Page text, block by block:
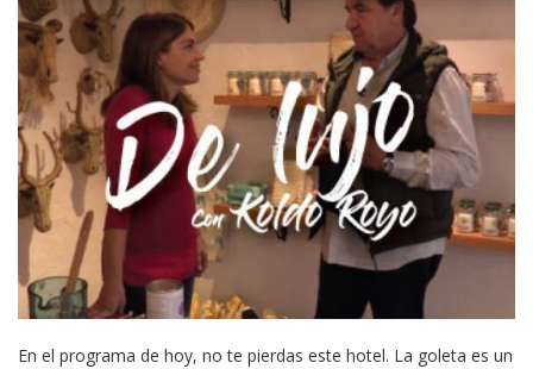
En el programa de hoy, no te pierdas este hotel. La goleta es un